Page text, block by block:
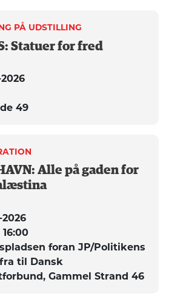
PÅ UDSTILLING
Statuer for fred
49
Alle på gaden for
16:00
foran JP/Politikens
til Dansk
Gammel Strand 46